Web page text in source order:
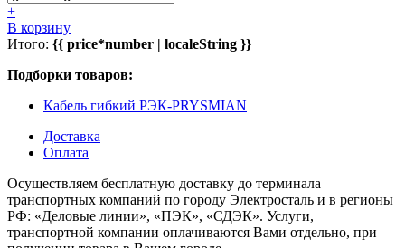
+
В корзину
Итого: {{ price*number | localeString }}
Подборки товаров:
Кабель гибкий РЭК-PRYSMIAN
Доставка
Оплата
Осуществляем бесплатную доставку до терминала
транспортных компаний по городу Электросталь и в регионы
РФ: «Деловые линии», «ПЭК», «СДЭК». Услуги,
транспортной компании оплачиваются Вами отдельно, при